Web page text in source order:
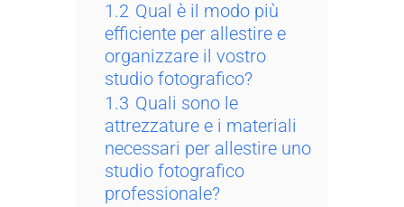
1.2 Qual è il modo più
efficiente per allestire e
organizzare il vostro
studio fotografico?
1.3 Quali sono le
attrezzature e i materiali
necessari per allestire uno
studio fotografico
professionale?